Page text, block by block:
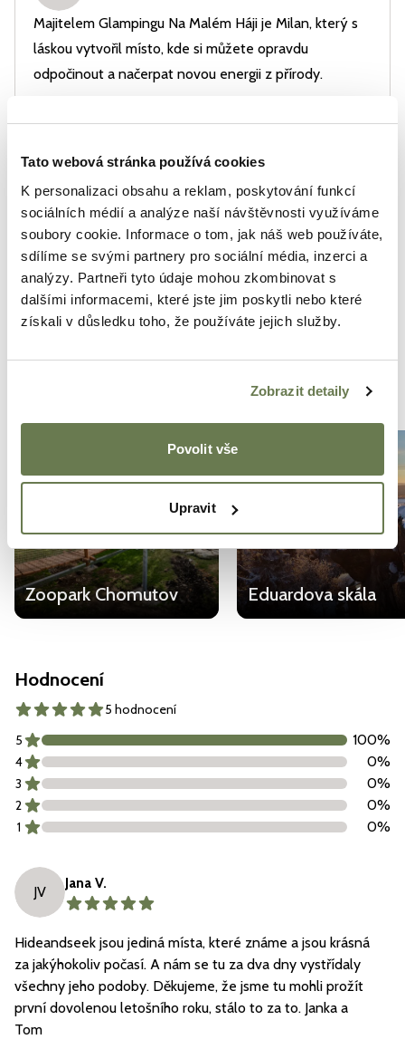
Tato webová stránka používá cookies
K personalizaci obsahu a reklam, poskytování funkcí
sociálních médií a analýze naší návštěvnosti využíváme
soubory cookie. Informace o tom, jak náš web používáte,
sdílíme se svými partnery pro sociální média, inzerci a
analýzy. Partneři tyto údaje mohou zkombinovat s
dalšími informacemi, které jste jim poskytli nebo které
získali v důsledku toho, že používáte jejich služby.
Zobrazit detaily
Povolit vše
Upravit
Majitelem Glampingu Na Malém Háji je Milan, který s
láskou vytvořil místo, kde si můžete opravdu
odpočinout a načerpat novou energii z přírody.
Terasa
Doplňkové služby
Snídaňový koš
•Koš na gril +snídaňový
Zmrzlinový box
Aktivity v okolí
Zoopark Chomutov Eduardova skála
Hodnocení
5 hodnocení
5
100%
4 0%
3 0%
2 0%
1 0%
JV
Jana V.
Hideandseek jsou jediná místa, které známe a jsou krásná
za jakýhokoliv počasí. A nám se tu za dva dny vystřídaly
všechny jeho podoby. Děkujeme, že jsme tu mohli prožít
první dovolenou letošního roku, stálo to za to. Janka a
Tom